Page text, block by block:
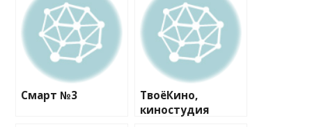
Смарт №3
ТвоёКино,
киностудия